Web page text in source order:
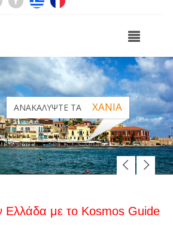
ΑΝΑΚΑΛΥΨΤΕ ΤΑ ΧΑΝΙΑ
Ελλάδα με το Kosmos Guide